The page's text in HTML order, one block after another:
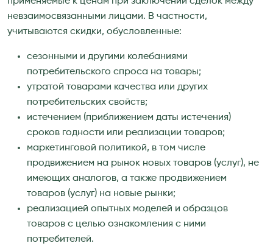
невзаимосвязанными лицами. В частности,
учитываются скидки, обусловленные:
сезонными и другими колебаниями
потребительского спроса на товары;
утратой товарами качества или других
потребительских свойств;
истечением (приближением даты истечения)
сроков годности или реализации товаров;
маркетинговой политикой, в том числе
продвижением на рынок новых товаров (услуг), не
имеющих аналогов, а также продвижением
товаров (услуг) на новые рынки;
реализацией опытных моделей и образцов
товаров с целью ознакомления с ними
потребителей.